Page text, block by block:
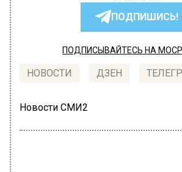
ПОДПИШИСЬ!
ПОДПИСЫВАЙТЕСЬ НА
НОВОСТИ ДЗЕН
Новости СМИ2